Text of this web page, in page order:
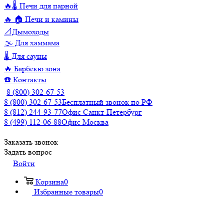
🔥🌡️ Печи для парной
🔥 🏠 Печи и камины
📐Дымоходы
🌫️ Для хаммама
🌡️ Для сауны
🔥 Барбекю зона
☎️ Контакты
8 (800) 302-67-53
8 (800) 302-67-53Бесплатный звонок по РФ
8 (812) 244-93-77Офис Санкт-Петербург
8 (499) 112-06-88Офис Москва
Заказать звонок
Задать вопрос
Войти
Корзина0
Избранные товары0